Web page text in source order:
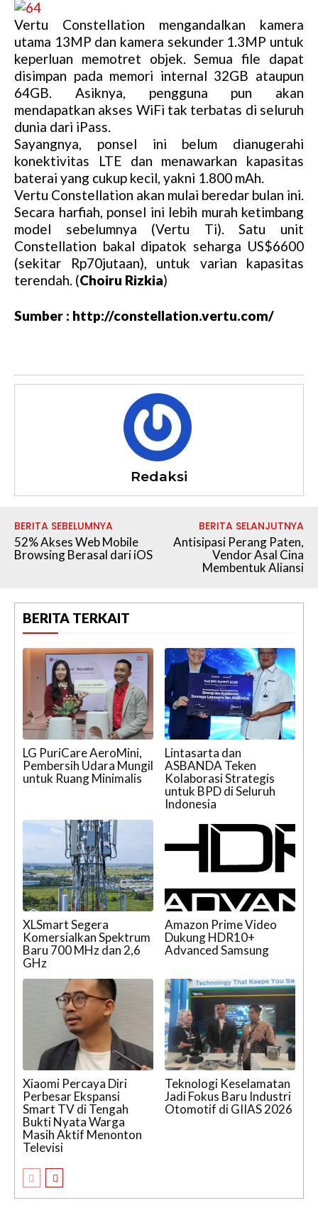
Vertu Constellation mengandalkan kamera
utama 13MP dan kamera sekunder 1.3MP untuk
keperluan memotret objek. Semua file dapat
disimpan pada memori internal 32GB ataupun
64GB. Asiknya, pengguna pun akan
mendapatkan akses WiFi tak terbatas di seluruh
dunia dari iPass.
Sayangnya, ponsel ini belum dianugerahi
konektivitas LTE dan menawarkan kapasitas
baterai yang cukup kecil, yakni 1.800 mAh.
Vertu Constellation akan mulai beredar bulan ini.
Secara harfiah, ponsel ini lebih murah ketimbang
model sebelumnya (Vertu Ti). Satu unit
Constellation bakal dipatok seharga US$6600
(sekitar Rp70jutaan), untuk varian kapasitas
terendah. (Choiru Rizkia)
Sumber : http://constellation.vertu.com/
Redaksi
BERITA SEBELUMNYA
52% Akses Web Mobile
Browsing Berasal dari iOS
BERITA SELANJUTNYA
Antisipasi Perang Paten,
Vendor Asal Cina
Membentuk Aliansi
BERITA TERKAIT
LG PuriCare AeroMini,
Pembersih Udara Mungil
untuk Ruang Minimalis
Lintasarta dan
ASBANDA Teken
Kolaborasi Strategis
untuk BPD di Seluruh
Indonesia
XLSmart Segera
Komersialkan Spektrum
Baru 700 MHz dan 2,6
GHz
Amazon Prime Video
Dukung HDR10+
Advanced Samsung
Xiaomi Percaya Diri
Perbesar Ekspansi
Smart TV di Tengah
Bukti Nyata Warga
Masih Aktif Menonton
Televisi
Teknologi Keselamatan
Jadi Fokus Baru Industri
Otomotif di GIIAS 2026